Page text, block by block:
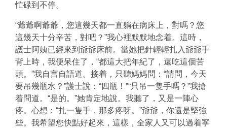
忙碌到不停。
“爺爺啊爺爺，您這幾天都一直躺在病床上，對嗎？您
這幾天十分辛苦，對吧？”我心裡默默地念着。這時，
護士阿姨已經來到爺爺床前。當她把針輕輕扎入爺爺手
背上時，我便呆住了，“都這大把年紀了，還吃這個苦
頭。”我自言自語道。接着，只聽媽媽問：“請問，今天
要吊幾瓶水？”護士說：“四瓶！”“只吊一隻手嗎？”我搶
着問道。“是的。”她肯定地說。我聽了，又是一陣心
疼。心想：“扎一隻手，那多疼呀。”爺爺，你還是堅強
些。我希望您快點好起來，這樣，全家人又可以過着寧